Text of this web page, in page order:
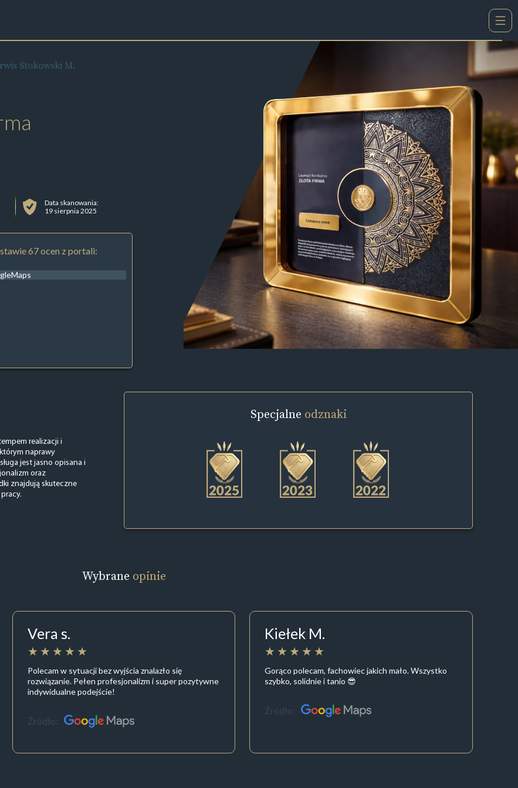
Stokowski M.
Data skanowania:
19 sierpnia 2025
67 ocen z portali:
realizacji i
naprawy
jest jasno opisana i
oraz
znajdują skuteczne
Specjalne odznaki
Wybrane opinie
Vera s.
Polecam w sytuacji bez wyjścia znalazło się
rozwiązanie. Pełen profesjonalizm i super pozytywne
indywidualne podejście!
Źródło:
Kiełek M.
Gorąco polecam, fachowiec jakich mało. Wszystko
szybko, solidnie i tanio 😎
Źródło: